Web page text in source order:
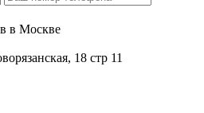
в Москве
18 стр 11